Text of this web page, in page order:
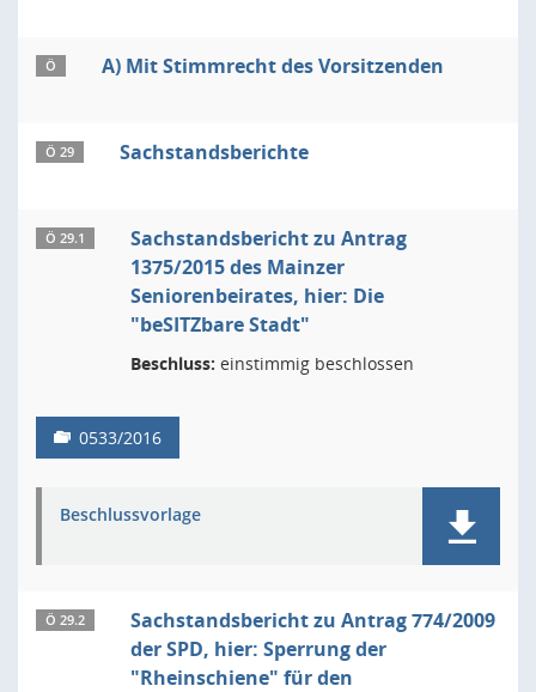
Ö A) Mit Stimmrecht des Vorsitzenden
Ö 29 Sachstandsberichte
Ö 29.1
Sachstandsbericht zu Antrag
1375/2015 des Mainzer
Seniorenbeirates, hier: Die
"beSITZbare Stadt"
Beschluss: einstimmig beschlossen
0533/2016
Beschlussvorlage
Ö 29.2
Sachstandsbericht zu Antrag 774/2009
der SPD, hier: Sperrung der
"Rheinschiene" für den